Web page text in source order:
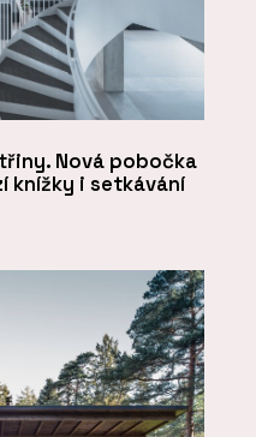
Nová pobočka
knížky i setkávání